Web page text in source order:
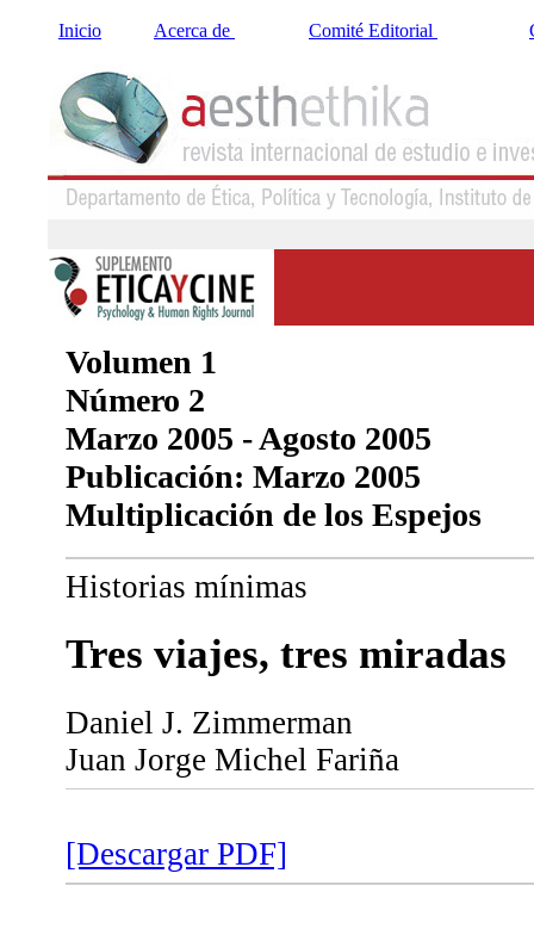
Inicio Acerca de Comité Editorial
Volumen 1
Número 2
Marzo 2005 - Agosto 2005
Publicación: Marzo 2005
Multiplicación de los Espejos
Historias mínimas
Tres viajes, tres miradas
Daniel J. Zimmerman
Juan Jorge Michel Fariña
[Descargar PDF]